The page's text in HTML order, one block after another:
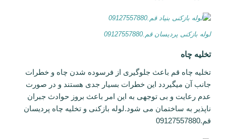
لوله بازکنی پردیسان قم.09127557880
تخلیه چاه
تخلیه چاه قم باعث جلوگیری از فرسوده شدن چاه و خطرات
جانب آن میگیردد این خطرات بسیار جدی هستند و در صورت
عدم رعایت و بی توجهی به این امر باعث بروز حوادث جبران
ناپذیر به ساختمان می شود.لوله بازکنی و تخلیه چاه پردیسان
قم.09127557880